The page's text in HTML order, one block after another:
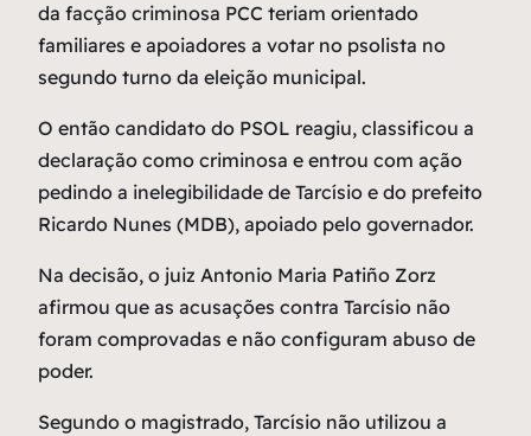
da facção criminosa PCC teriam orientado
familiares e apoiadores a votar no psolista no
segundo turno da eleição municipal.
O então candidato do PSOL reagiu, classificou a
declaração como criminosa e entrou com ação
pedindo a inelegibilidade de Tarcísio e do prefeito
Ricardo Nunes (MDB), apoiado pelo governador.
Na decisão, o juiz Antonio Maria Patiño Zorz
afirmou que as acusações contra Tarcísio não
foram comprovadas e não configuram abuso de
poder.
Segundo o magistrado, Tarcísio não utilizou a